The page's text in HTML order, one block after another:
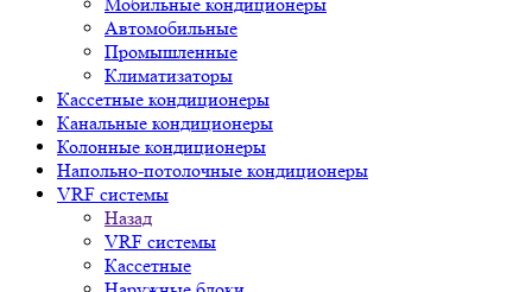
Автомобильные
Промышленные
Климатизаторы
Кассетные кондиционеры
Канальные кондиционеры
Колонные кондиционеры
Напольно-потолочные кондиционеры
VRF системы
Назад
VRF системы
Кассетные